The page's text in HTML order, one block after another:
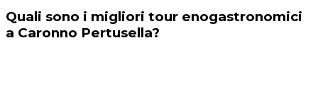
Quali sono i migliori tour enogastronomici
a Caronno Pertusella?